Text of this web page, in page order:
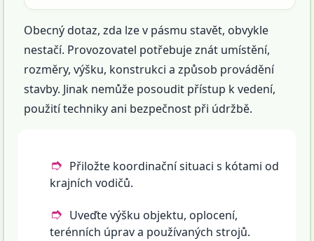
Obecný dotaz, zda lze v pásmu stavět, obvykle
nestačí. Provozovatel potřebuje znát umístění,
rozměry, výšku, konstrukci a způsob provádění
stavby. Jinak nemůže posoudit přístup k vedení,
použití techniky ani bezpečnost při údržbě.
Přiložte koordinační situaci s kótami od
krajních vodičů.
Uveďte výšku objektu, oplocení,
terénních úprav a používaných strojů.